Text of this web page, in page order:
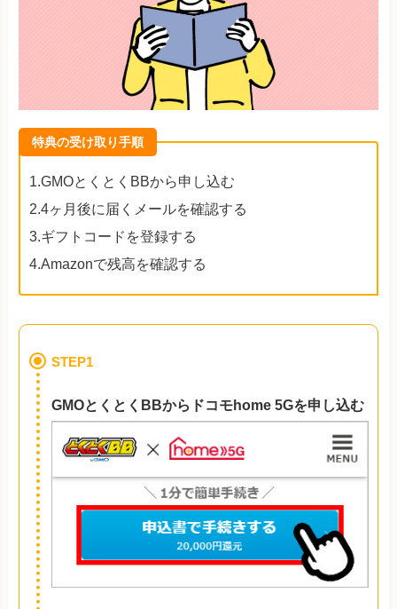
特典の受け取り手順
1.GMOとくとくBBから申し込む
2.4ヶ月後に届くメールを確認する
3.ギフトコードを登録する
4.Amazonで残高を確認する
STEP1
GMOとくとくBBからドコモhome 5Gを申し込む